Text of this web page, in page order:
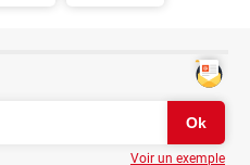
Voir un exemple